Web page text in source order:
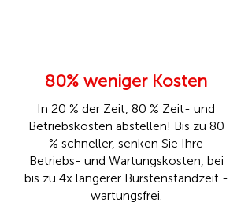
80% weniger Kosten
In 20 % der Zeit, 80 % Zeit- und
Betriebskosten abstellen! Bis zu 80
% schneller, senken Sie Ihre
Betriebs- und Wartungskosten, bei
bis zu 4x längerer Bürstenstandzeit -
wartungsfrei.